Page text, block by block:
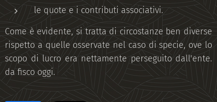
le quote e i contributi associativi.
Come è evidente, si tratta di circostanze ben diverse
rispetto a quelle osservate nel caso di specie, ove lo
scopo di lucro era nettamente perseguito dall'ente.
da fisco oggi.